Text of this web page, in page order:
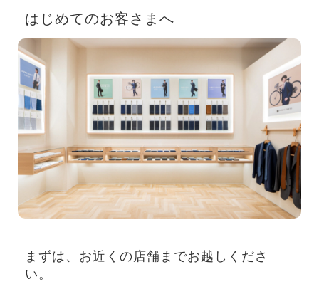
はじめてのお客さまへ
まずは、お近くの店舗までお越しくださ
い。